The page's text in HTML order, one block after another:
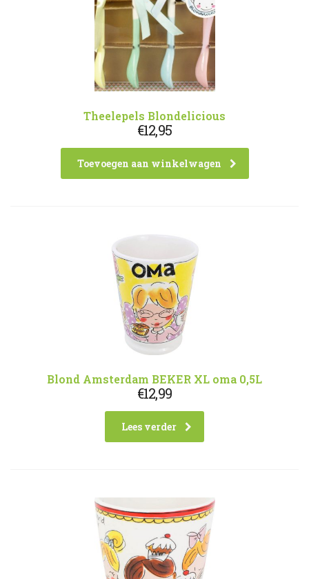
Theelepels Blondelicious
€12,95
Toevoegen aan winkelwagen
Blond Amsterdam BEKER XL oma 0,5L
€12,99
Lees verder